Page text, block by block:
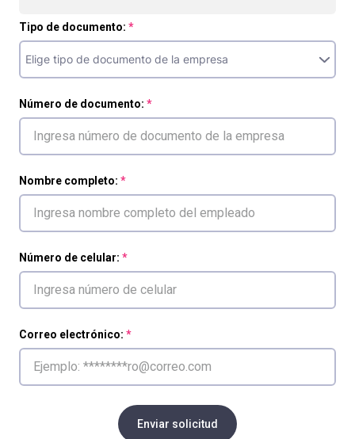
Tipo de documento:
Número de documento:
Nombre completo:
Número de celular:
Correo electrónico:
Enviar solicitud